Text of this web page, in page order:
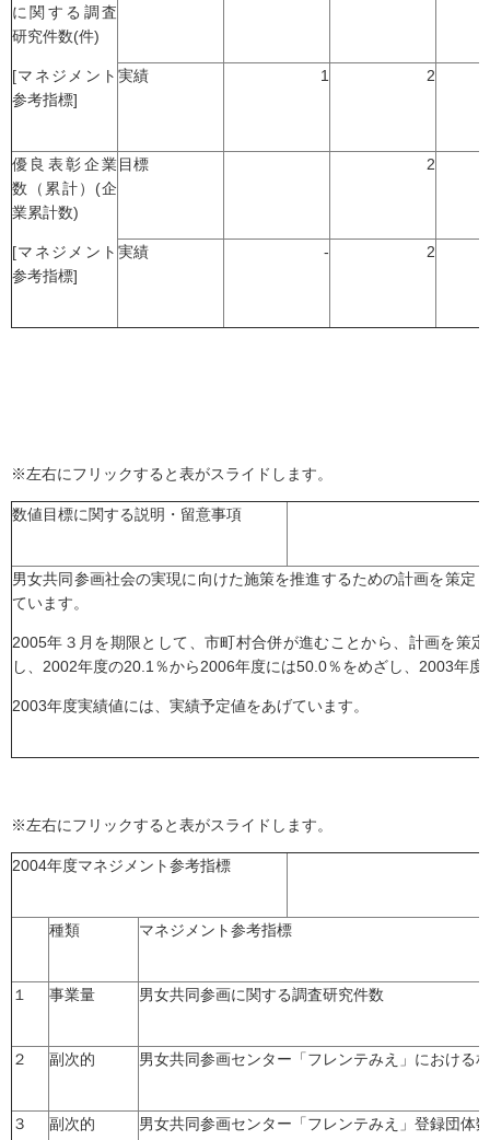
に関する調査
研究件数(件)
[マネジメント
参考指標]
実績 1 2
優良表彰企業
数（累計）(企
業累計数)
[マネジメント
参考指標]
目標 2
実績 - 2
※左右にフリックすると表がスライドします。
数値目標に関する説明・留意事項
男女共同参画社会の実現に向けた施策を推進するための計画を策定
ています。
2005年３月を期限として、市町村合併が進むことから、計画を策
し、2002年度の20.1％から2006年度には50.0％をめざし、2003年
2003年度実績値には、実績予定値をあげています。
※左右にフリックすると表がスライドします。
2004年度マネジメント参考指標
種類 マネジメント参考指標
１ 事業量 男女共同参画に関する調査研究件数
２ 副次的 男女共同参画センター「フレンテみえ」における
３ 副次的 男女共同参画センター「フレンテみえ」登録団体数